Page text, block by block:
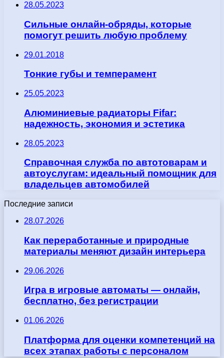
28.05.2023
Сильные онлайн-обряды, которые
помогут решить любую проблему
29.01.2018
Тонкие губы и темперамент
25.05.2023
Алюминиевые радиаторы Fifar:
надежность, экономия и эстетика
28.05.2023
Справочная служба по автотоварам и
автоуслугам: идеальный помощник для
владельцев автомобилей
Последние записи
28.07.2026
Как переработанные и природные
материалы меняют дизайн интерьера
29.06.2026
Игра в игровые автоматы — онлайн,
бесплатно, без регистрации
01.06.2026
Платформа для оценки компетенций на
всех этапах работы с персоналом